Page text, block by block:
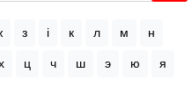
з і к л м н
ц ч ш э ю я